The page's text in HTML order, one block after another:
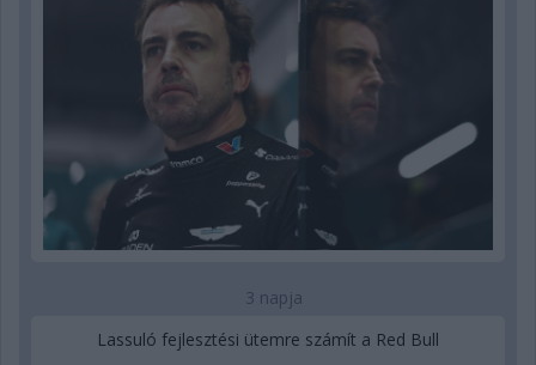
3 napja
Lassuló fejlesztési ütemre számít a Red Bull